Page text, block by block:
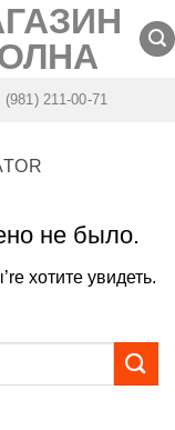
(981) 211-00-71
не было.
хотите увидеть.